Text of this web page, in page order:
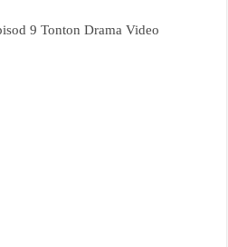
9 Tonton Drama Video